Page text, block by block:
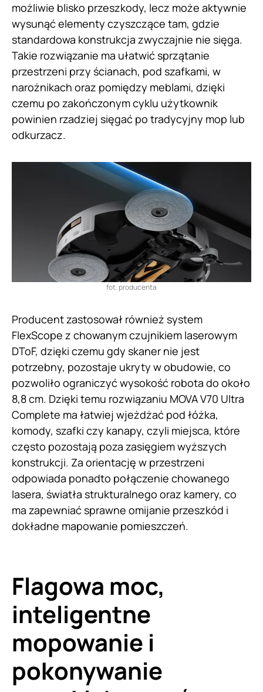
możliwie blisko przeszkody, lecz może aktywnie
wysunąć elementy czyszczące tam, gdzie
standardowa konstrukcja zwyczajnie nie sięga.
Takie rozwiązanie ma ułatwić sprzątanie
przestrzeni przy ścianach, pod szafkami, w
narożnikach oraz pomiędzy meblami, dzięki
czemu po zakończonym cyklu użytkownik
powinien rzadziej sięgać po tradycyjny mop lub
odkurzacz.
fot. producenta
Producent zastosował również system
FlexScope z chowanym czujnikiem laserowym
DToF, dzięki czemu gdy skaner nie jest
potrzebny, pozostaje ukryty w obudowie, co
pozwoliło ograniczyć wysokość robota do około
8,8 cm. Dzięki temu rozwiązaniu MOVA V70 Ultra
Complete ma łatwiej wjeżdżać pod łóżka,
komody, szafki czy kanapy, czyli miejsca, które
często pozostają poza zasięgiem wyższych
konstrukcji. Za orientację w przestrzeni
odpowiada ponadto połączenie chowanego
lasera, światła strukturalnego oraz kamery, co
ma zapewniać sprawne omijanie przeszkód i
dokładne mapowanie pomieszczeń.
Flagowa moc,
inteligentne
mopowanie i
pokonywanie